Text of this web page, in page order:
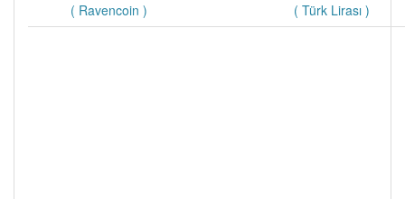
( Ravencoin ) ( Türk Lirası )